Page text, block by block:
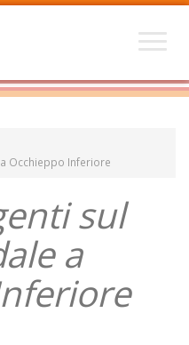
Occhieppo Inferiore
sul
a